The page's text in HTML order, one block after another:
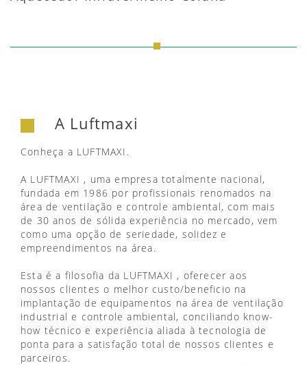
A Luftmaxi
Conheça a LUFTMAXI.
A LUFTMAXI , uma empresa totalmente nacional,
fundada em 1986 por profissionais renomados na
área de ventilação e controle ambiental, com mais
de 30 anos de sólida experiência no mercado, vem
como uma opção de seriedade, solidez e
empreendimentos na área.
Esta é a filosofia da LUFTMAXI , oferecer aos
nossos clientes o melhor custo/beneficio na
implantação de equipamentos na área de ventilação
industrial e controle ambiental, conciliando know-
how técnico e experiência aliada à tecnologia de
ponta para a satisfação total de nossos clientes e
parceiros.